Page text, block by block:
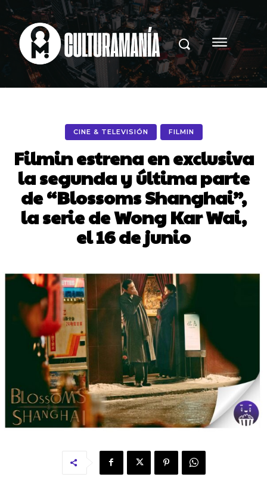
CINE & TELEVISIÓN FILMIN
Filmin estrena en exclusiva
la segunda y última parte
de “Blossoms Shanghai”,
la serie de Wong Kar Wai,
el 16 de junio